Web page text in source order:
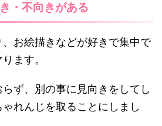
・不向きがある
お絵描きなどが好きで集中で
ます。
ず、別の事に見向きをしてし
れんじを取ることにしまし